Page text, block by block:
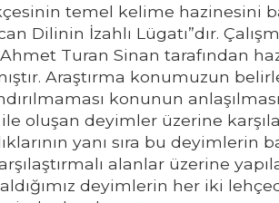
temel kelime hazinesini
Dilinin İzahlı Lügatı”dır.
Turan Sinan tarafından
Araştırma konumuzun
konunun
oluşan deyimler üzerine
yanı sıra bu deyimlerin
alanlar üzerine
deyimlerin her iki